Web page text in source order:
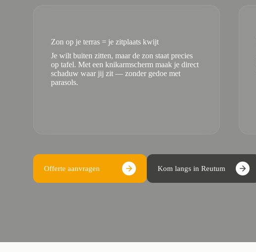
Zon op je terras = je zitplaats kwijt
Je wilt buiten zitten, maar de zon staat precies
op tafel. Met een knikarmscherm maak je direct
schaduw waar jij zit — zonder gedoe met
parasols.
Offerte aanvragen Kom langs in Reutum